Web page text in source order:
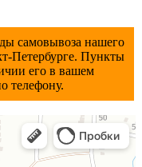
самовывоза нашего
Петербурге. Пункты
его в вашем
телефону.